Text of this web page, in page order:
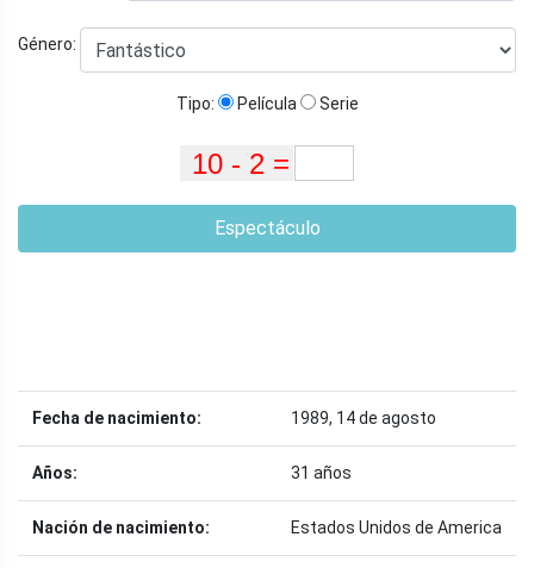
Género:
Tipo: Película Serie
Espectáculo
Fecha de nacimiento: 1989, 14 de agosto
Años: 31 años
Nación de nacimiento: Estados Unidos de America